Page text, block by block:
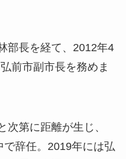
部長を経て、 2012年4
前市副市長を務めま
次第に距離が生じ、
辞任。2019年には弘